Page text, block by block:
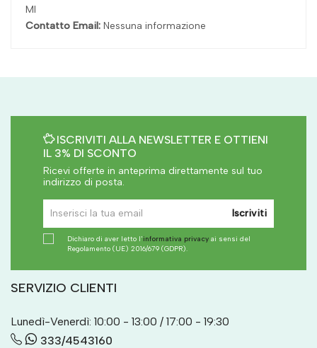
MI
Contatto Email: Nessuna informazione
ISCRIVITI ALLA NEWSLETTER E OTTIENI
IL 3% DI SCONTO
Ricevi offerte in anteprima direttamente sul tuo
indirizzo di posta.
Iscriviti
Dichiaro di aver letto l'informativa privacy ai sensi del
Regolamento (UE) 2016/679 (GDPR).
SERVIZIO CLIENTI
Lunedì-Venerdì: 10:00 - 13:00 / 17:00 - 19:30
333/4543160